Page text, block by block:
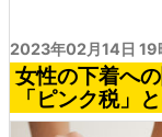
2023年02月14日
女性の下着へ
「ピンク税」